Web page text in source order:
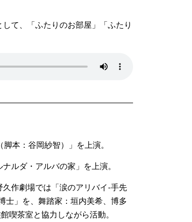
て、「ふたりのお部屋」「ふたり
本：谷岡紗智）」を上演。
ルダ・アルバの家」を上演。
作劇場では「涙のアリバイ-手先
」を、舞踏家：垣内美希、博多
喫茶室と協力しながら活動。